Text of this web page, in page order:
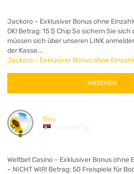
Jackoro – Exklusiver Bonus ohne
OK! Betrag: 15 $ Chip So sichern Sie sich
müssen sich über unseren LINK
der Kasse...
Jackoro – Exklusiver Bonus ohne
ANSEHEN
Bixy
vor einem Tag
Weltbet Casino – Exklusiver Bonus ohne
– NICHT WIR! Betrag: 50 Freispiele für